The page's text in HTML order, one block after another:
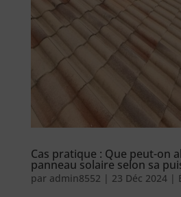
Cas pratique : Que peut-on
panneau solaire selon sa
par admin8552 | 23 Déc 2024|